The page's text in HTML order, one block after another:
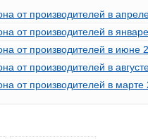
от производителей в
от производителей в
от производителей в июне
от производителей в
от производителей в марте